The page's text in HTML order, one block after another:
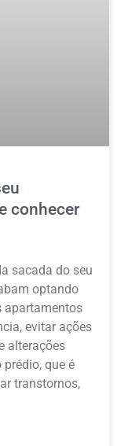
conhecer
sacada do seu
optando
apartamentos
evitar ações
alterações
que é
transtornos,